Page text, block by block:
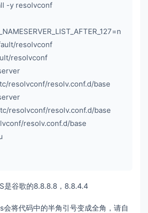
-y resolvconf
resolvconf
resolvconf
resolvconf/resolv.conf.d/base
resolvconf/resolv.conf.d/base
resolv.conf.d/base
是谷歌的8.8.8.8，8.8.4.4
将代码中的半角引号变成全角，请自